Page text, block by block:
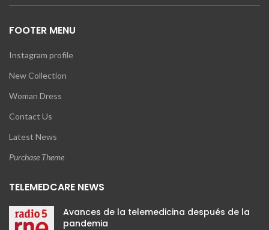
FOOTER MENU
Instagram profile
New Collection
Woman Dress
Contact Us
Latest News
Purchase Theme
TELEMEDCARE NEWS
Avances de la telemedicina después de la
pandemia